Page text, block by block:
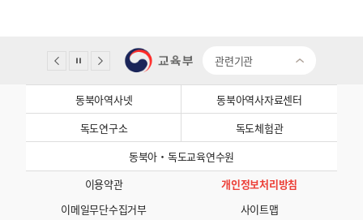
관련기관
동북아역사넷
동북아역사자료센터
독도연구소
독도체험관
동북아·독도교육연수원
이용약관
개인정보처리방침
이메일무단수집거부
사이트맵